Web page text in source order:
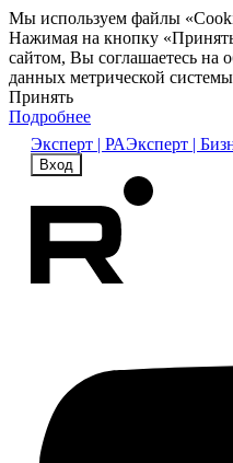
Мы используем файлы
Нажимая на кнопку
сайтом, Вы соглашаетесь на
данных метрической
Принять
Подробнее
Эксперт | РАЭксперт |
Вход